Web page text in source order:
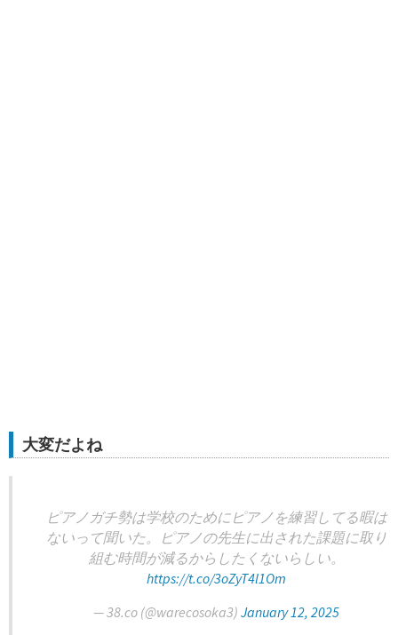
大変だよね
ピアノガチ勢は学校のためにピアノを練習してる暇は
ないって聞いた。ピアノの先生に出された課題に取り
組む時間が減るからしたくないらしい。
https://t.co/3oZyT4l1Om
— 38.co (@warecosoka3) January 12, 2025